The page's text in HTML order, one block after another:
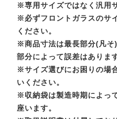
※専用サイズではなく汎用
※必ずフロントガラスのサ
ください。
※商品寸法は最長部分(凡そ
部分によって誤差はあります
※サイズ選びにお困りの場
いください。
※収納袋は製造時期によっ
座います。